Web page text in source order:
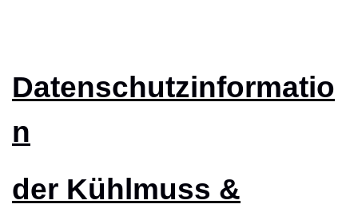
Datenschutzinformatio
n
der Kühlmuss &